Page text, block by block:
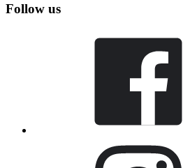
Follow us